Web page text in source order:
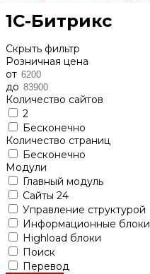
1С-Битрикс
Скрыть фильтр
Розничная цена
от
до
Количество сайтов
2
Бесконечно
Количество страниц
Бесконечно
Модули
Главный модуль
Сайты 24
Управление структурой
Информационные блоки
Highload блоки
Поиск
Перевод